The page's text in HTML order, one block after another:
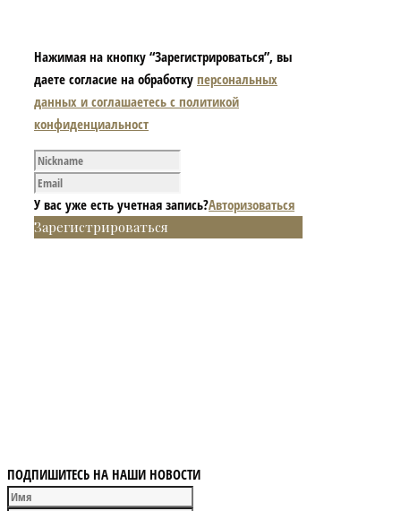
Нажимая на кнопку “Зарегистрироваться”, вы
даете согласие на обработку персональных
данных и соглашаетесь с политикой
конфиденциальност
У вас уже есть учетная запись?Авторизоваться
Зарегистрироваться
ПОДПИШИТЕСЬ НА НАШИ НОВОСТИ